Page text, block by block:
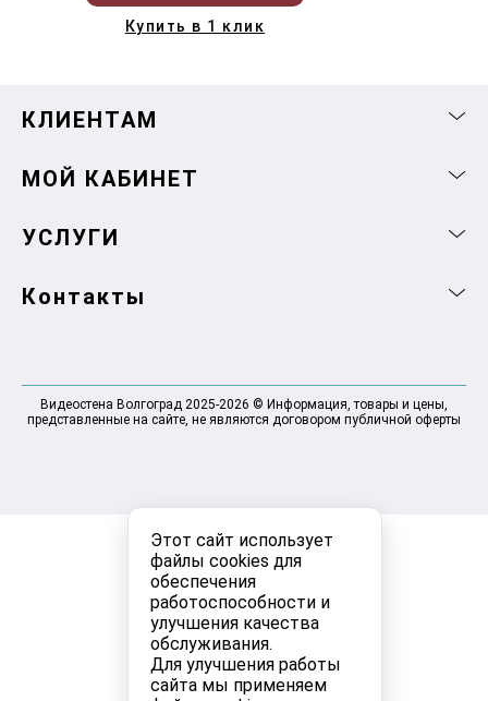
Этот сайт использует
файлы cookies для
обеспечения
работоспособности и
улучшения качества
обслуживания.
Для улучшения работы
сайта мы применяем
Купить в 1 клик
КЛИЕНТАМ
МОЙ КАБИНЕТ
УСЛУГИ
Контакты
Видеостена Волгоград 2025-2026 © Информация, товары и цены,
представленные на сайте, не являются договором публичной оферты